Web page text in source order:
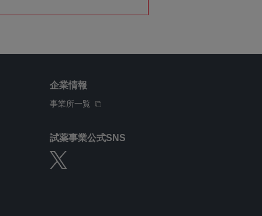
企業情報
事業所一覧
試薬事業公式SNS